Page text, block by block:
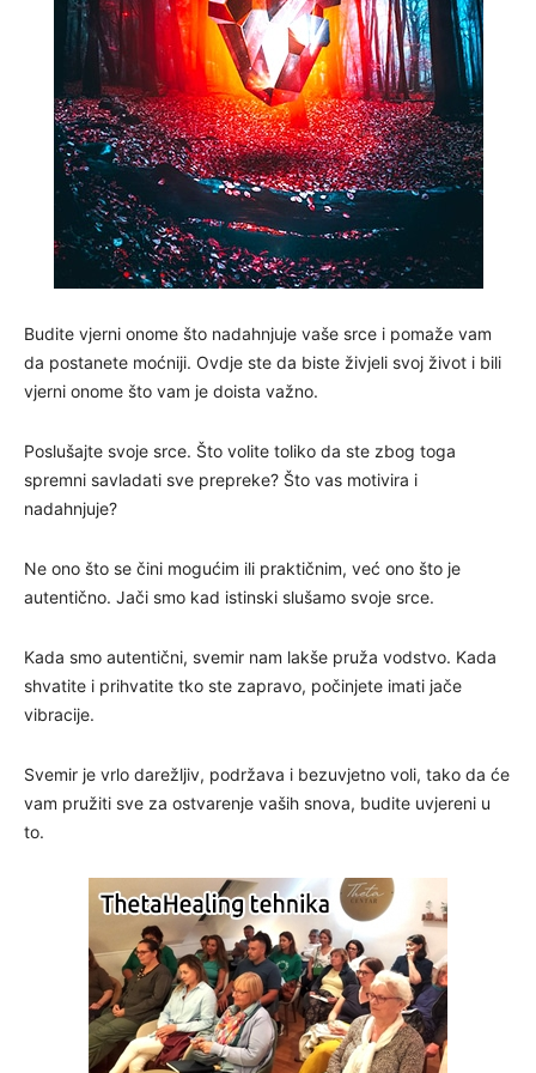
Budite vjerni onome što nadahnjuje vaše srce i pomaže vam
da postanete moćniji. Ovdje ste da biste živjeli svoj život i bili
vjerni onome što vam je doista važno.
Poslušajte svoje srce. Što volite toliko da ste zbog toga
spremni savladati sve prepreke? Što vas motivira i
nadahnjuje?
Ne ono što se čini mogućim ili praktičnim, već ono što je
autentično. Jači smo kad istinski slušamo svoje srce.
Kada smo autentični, svemir nam lakše pruža vodstvo. Kada
shvatite i prihvatite tko ste zapravo, počinjete imati jače
vibracije.
Svemir je vrlo darežljiv, podržava i bezuvjetno voli, tako da će
vam pružiti sve za ostvarenje vaših snova, budite uvjereni u
to.